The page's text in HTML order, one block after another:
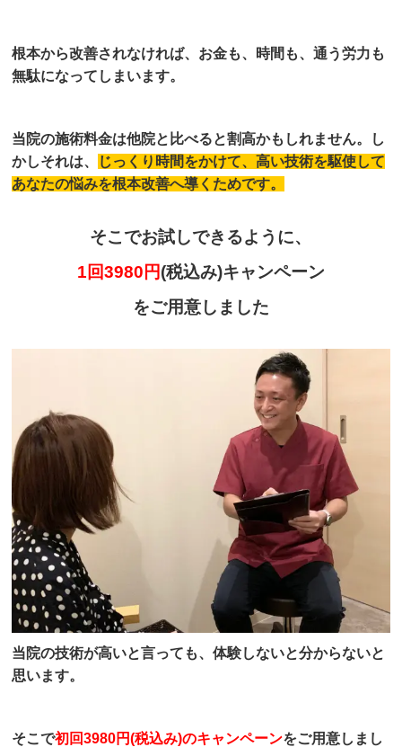
根本から改善されなければ、お金も、時間も、通う労力も
無駄になってしまいます。
当院の施術料金は他院と比べると割高かもしれません。し
かしそれは、
じっくり時間をかけて、高い技術を駆使して
あなたの悩みを根本改善へ導くためです。
そこでお試しできるように、
1回3980円(税込み)キャンペーン
をご用意しました
当院の技術が高いと言っても、体験しないと分からないと
思います。
そこで初回3980円(税込み)のキャンペーンをご用意しまし